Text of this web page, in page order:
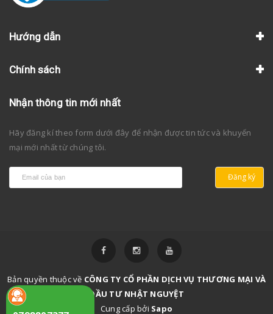
Hướng dẫn
Chính sách
Nhận thông tin mới nhất
Hãy đăng kí theo form dưới đây để nhận được tin tức và khuyến
mại mới nhất từ chúng tôi.
Đăng ký
Bản quyền thuộc về CÔNG TY CỔ PHẦN DỊCH VỤ THƯƠNG MẠI VÀ
ĐẦU TƯ NHẬT NGUYỆT
Cung cấp bởi Sapo